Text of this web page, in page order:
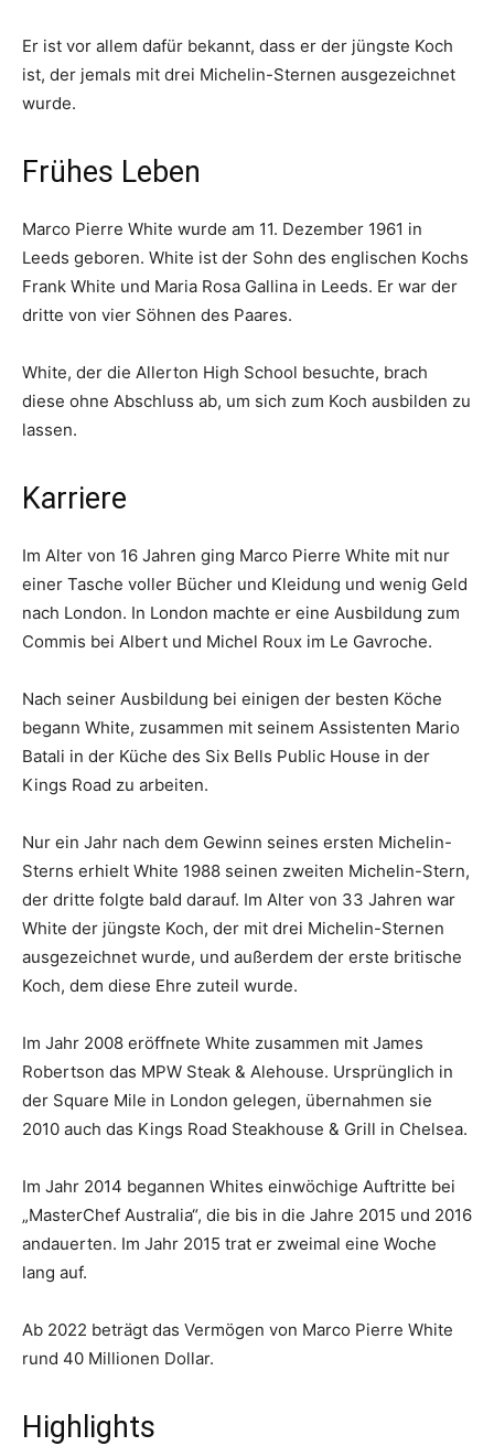
Er ist vor allem dafür bekannt, dass er der jüngste Koch
ist, der jemals mit drei Michelin-Sternen ausgezeichnet
wurde.
Frühes Leben
Marco Pierre White wurde am 11. Dezember 1961 in
Leeds geboren. White ist der Sohn des englischen Kochs
Frank White und Maria Rosa Gallina in Leeds. Er war der
dritte von vier Söhnen des Paares.
White, der die Allerton High School besuchte, brach
diese ohne Abschluss ab, um sich zum Koch ausbilden zu
lassen.
Karriere
Im Alter von 16 Jahren ging Marco Pierre White mit nur
einer Tasche voller Bücher und Kleidung und wenig Geld
nach London. In London machte er eine Ausbildung zum
Commis bei Albert und Michel Roux im Le Gavroche.
Nach seiner Ausbildung bei einigen der besten Köche
begann White, zusammen mit seinem Assistenten Mario
Batali in der Küche des Six Bells Public House in der
Kings Road zu arbeiten.
Nur ein Jahr nach dem Gewinn seines ersten Michelin-
Sterns erhielt White 1988 seinen zweiten Michelin-Stern,
der dritte folgte bald darauf. Im Alter von 33 Jahren war
White der jüngste Koch, der mit drei Michelin-Sternen
ausgezeichnet wurde, und außerdem der erste britische
Koch, dem diese Ehre zuteil wurde.
Im Jahr 2008 eröffnete White zusammen mit James
Robertson das MPW Steak & Alehouse. Ursprünglich in
der Square Mile in London gelegen, übernahmen sie
2010 auch das Kings Road Steakhouse & Grill in Chelsea.
Im Jahr 2014 begannen Whites einwöchige Auftritte bei
„MasterChef Australia“, die bis in die Jahre 2015 und 2016
andauerten. Im Jahr 2015 trat er zweimal eine Woche
lang auf.
Ab 2022 beträgt das Vermögen von Marco Pierre White
rund 40 Millionen Dollar.
Highlights